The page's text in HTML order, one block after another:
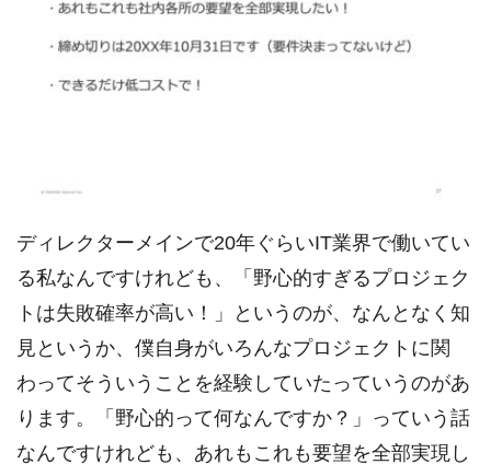
ディレクターメインで20年ぐらいIT業界で働いてい
る私なんですけれども、「野心的すぎるプロジェク
トは失敗確率が高い！」というのが、なんとなく知
見というか、僕自身がいろんなプロジェクトに関
わってそういうことを経験していたっていうのがあ
ります。「野心的って何なんですか？」っていう話
なんですけれども、あれもこれも要望を全部実現し